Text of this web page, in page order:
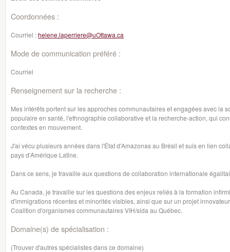
Coordonnées :
Courriel :helene.laperriere@uOttawa.ca
Mode de communication préféré :
Courriel
Renseignement sur la recherche :
Mes intérêts portent sur les approches communautaires et engagées avec la
populaire en santé, l'ethnographie collaborative et la recherche-action, qui
contextes en mouvement.
J'ai vécu plusieurs années dans l'État d'Amazonas au Brésil et suis en lien
pays d'Amérique Latine.
Dans ce sens, je travaille aux questions de collaboration internationale
Au Canada, je travaille sur les questions des enjeux reliés à la formation
d'immigrations récentes et minorités visibles, ainsi que sur un projet
Coalition d'organismes communautaires VIH/sida au Québec.
Domaine(s) de spécialisation :
(Trouver d'autres spécialistes dans ce domaine)